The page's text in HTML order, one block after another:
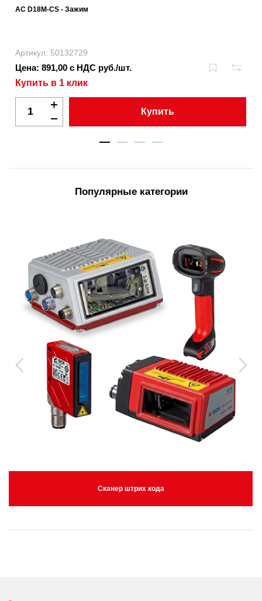
AC D18M-CS - Зажим
Артикул: 50132729
Цена: 891,00 с НДС руб./шт.
Купить в 1 клик
Купить
Популярные категории
Сканер штрих кода